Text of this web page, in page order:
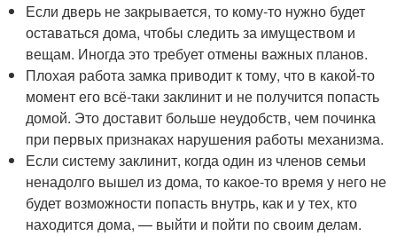
Если дверь не закрывается, то кому-то нужно будет
оставаться дома, чтобы следить за имуществом и
вещам. Иногда это требует отмены важных планов.
Плохая работа замка приводит к тому, что в какой-то
момент его всё-таки заклинит и не получится попасть
домой. Это доставит больше неудобств, чем починка
при первых признаках нарушения работы механизма.
Если систему заклинит, когда один из членов семьи
ненадолго вышел из дома, то какое-то время у него не
будет возможности попасть внутрь, как и у тех, кто
находится дома, — выйти и пойти по своим делам.